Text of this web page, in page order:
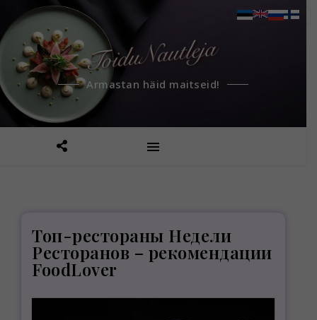
Armastan häid maitseid!
Топ-рестораны Недели
Ресторанов – рекомендации
FoodLover